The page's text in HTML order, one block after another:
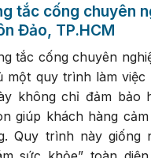
tắc cống chuyên
Đảo, TP.HCM
tắc cống chuyên
một quy trình làm việc
không chỉ đảm bảo
giúp khách hàng
Quy trình này giống